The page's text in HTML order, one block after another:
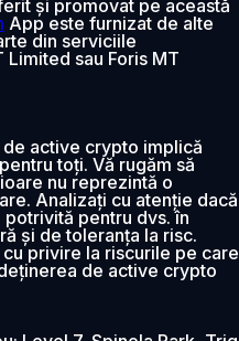
și promovat pe această
App este furnizat de alte
din serviciile
Limited sau Foris MT
active crypto implică
toți. Vă rugăm să
nu reprezintă o
Analizați cu atenție dacă
pentru dvs. în
și de toleranța la risc.
privire la riscurile pe care
de active crypto